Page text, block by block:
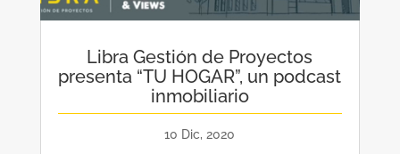
Libra Gestión de Proyectos
presenta “TU HOGAR”, un podcast
inmobiliario
10 Dic, 2020